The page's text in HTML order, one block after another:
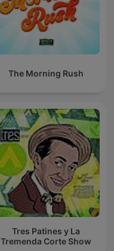
The Morning Rush
Tres Patines y La
Tremenda Corte Show